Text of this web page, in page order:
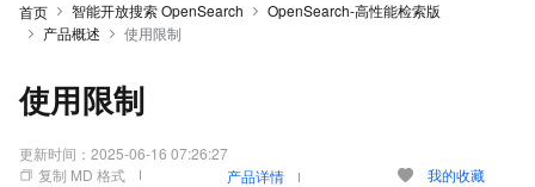
首页 智能开放搜索 OpenSearch
OpenSearch-高性能检索版
产品概述
使用限制
使用限制
更新时间： 2025-06-16 07:26:27
复制 MD 格式
产品详情 我的收藏